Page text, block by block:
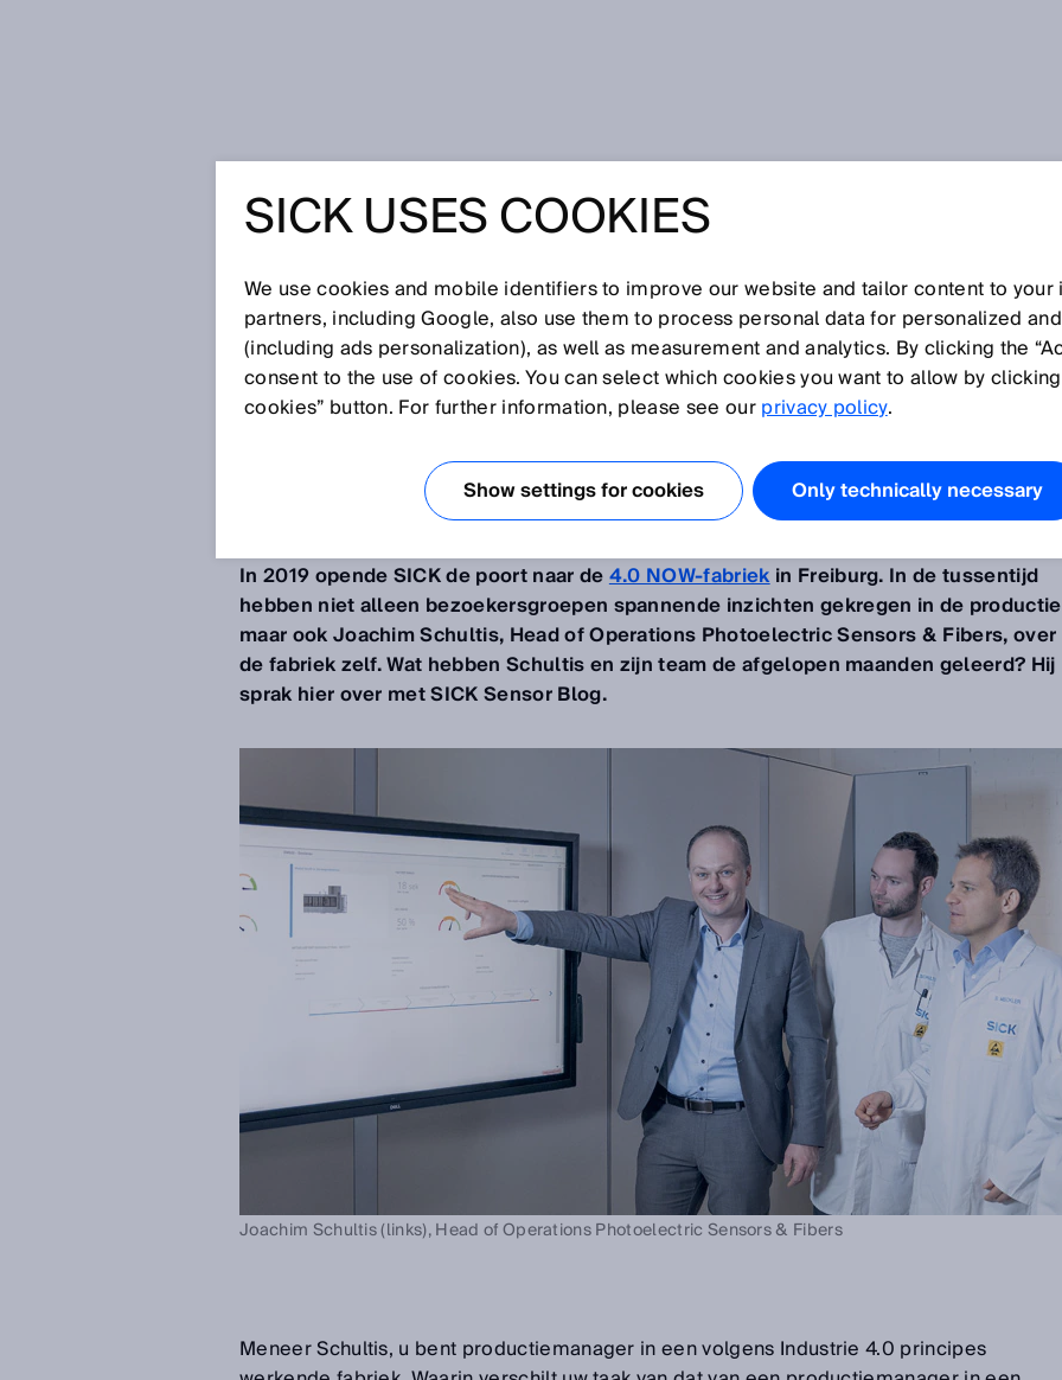
INTERVIEW OVER DE
4.0 NOW FABRIEK:
“INNOVATIES
SAMENBRENGEN”
In 2019 opende SICK de poort naar de4.0 NOW-fabriekin Freiburg. In de tussentijd
hebben niet alleen bezoekersgroepen spannende inzichten gekregen in de
maar ook Joachim Schultis, Head of Operations Photoelectric Sensors & Fibers, over
de fabriek zelf. Wat hebben Schultis en zijn team de afgelopen maanden geleerd? Hij
sprak hier over met SICK Sensor Blog.
Joachim Schultis (links), Head of Operations Photoelectric Sensors & Fibers
Meneer Schultis, u bent productiemanager in een volgens Industrie 4.0 principes
SICK USES COOKIES
We use cookies and mobile identifiers to improve our website and tailor content to
partners, including Google, also use them to process personal data for personalized
(including ads personalization), as well as measurement and analytics. By clicking the
consent to the use of cookies. You can select which cookies you want to allow by
cookies” button. For further information, please see ourprivacy policy.
Show settings for cookies Only technically necessary